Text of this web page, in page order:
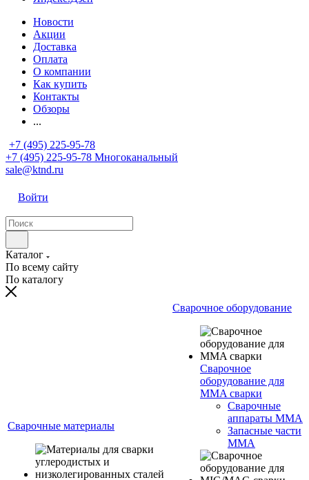
Новости
Акции
Доставка
Оплата
О компании
Как купить
Контакты
Обзоры
...
+7 (495) 225-95-78
+7 (495) 225-95-78 Многоканальный
sale@ktnd.ru
Войти
Каталог
По всему сайту
По каталогу
Сварочные материалы
Сварочное оборудование
Сварочное
оборудование для
MMA сварки
Сварочные
аппараты MMA
Запасные части
MMA